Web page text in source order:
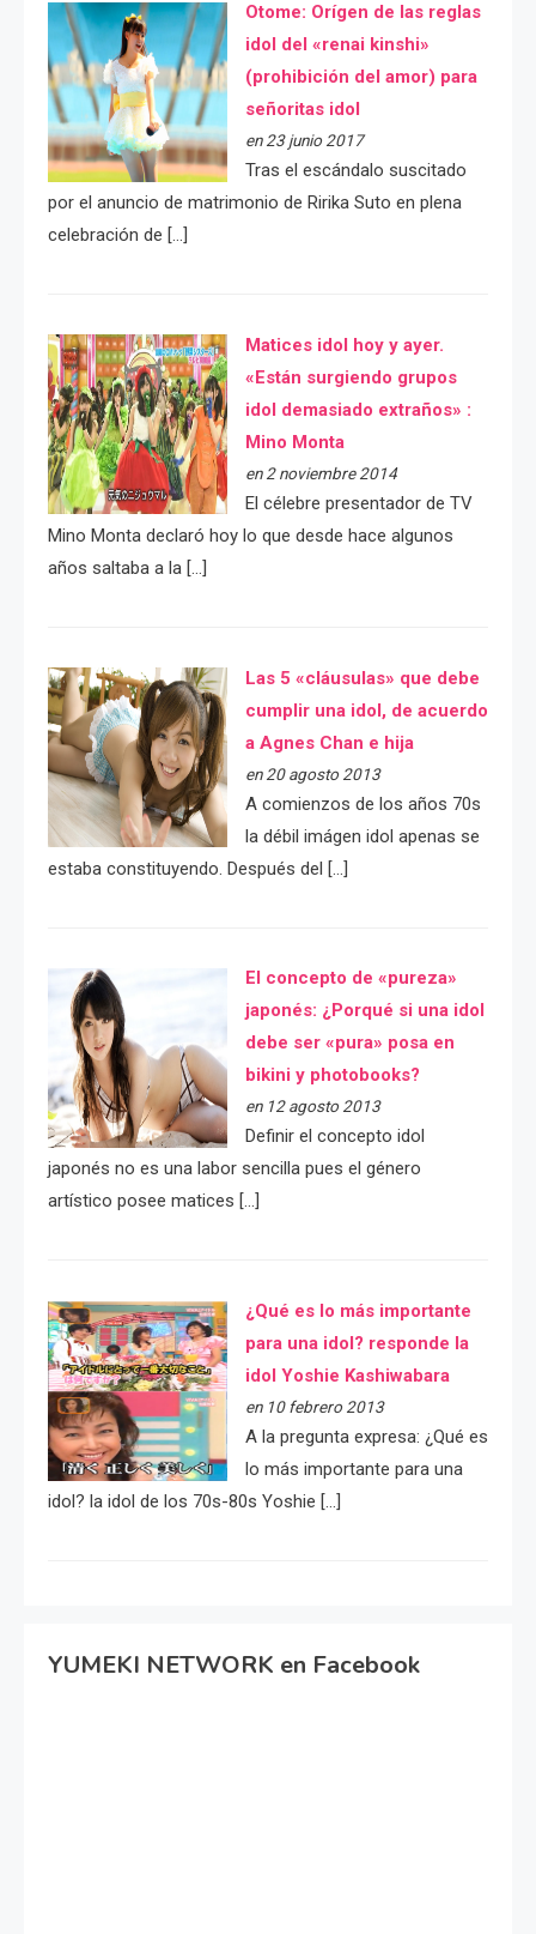
Otome: Orígen de las reglas
idol del «renai kinshi»
(prohibición del amor) para
señoritas idol
en 23 junio 2017
Tras el escándalo suscitado
por el anuncio de matrimonio de Ririka Suto en plena
celebración de […]
Matices idol hoy y ayer.
«Están surgiendo grupos
idol demasiado extraños» :
Mino Monta
en 2 noviembre 2014
El célebre presentador de TV
Mino Monta declaró hoy lo que desde hace algunos
años saltaba a la […]
Las 5 «cláusulas» que debe
cumplir una idol, de acuerdo
a Agnes Chan e hija
en 20 agosto 2013
A comienzos de los años 70s
la débil imágen idol apenas se
estaba constituyendo. Después del […]
El concepto de «pureza»
japonés: ¿Porqué si una idol
debe ser «pura» posa en
bikini y photobooks?
en 12 agosto 2013
Definir el concepto idol
japonés no es una labor sencilla pues el género
artístico posee matices […]
¿Qué es lo más importante
para una idol? responde la
idol Yoshie Kashiwabara
en 10 febrero 2013
A la pregunta expresa: ¿Qué es
lo más importante para una
idol? la idol de los 70s-80s Yoshie […]
YUMEKI NETWORK en Facebook